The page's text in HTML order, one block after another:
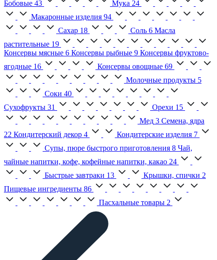
Бобовые 43 Мука 24
Макаронные изделия 94
Сахар 18 Соль 6 Масла
растительные 19
Консервы мясные 6 Консервы рыбные 9 Консервы фруктово-
ягодные 16 Консервы овощные 69
Молочные продукты 5
Соки 40
Сухофрукты 31 Орехи 15
Мед 3 Семена, ядра
22 Кондитерский декор 4 Кондитерские изделия 7
Супы, пюре быстрого приготовления 8 Чай,
чайные напитки, кофе, кофейные напитки, какао 24
Быстрые завтраки 13 Крышки, спички 2
Пищевые ингредиенты 86
Пасхальные товары 2